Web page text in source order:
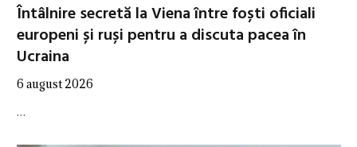
Întâlnire secretă la Viena între foști oficiali
europeni și ruși pentru a discuta pacea în
Ucraina
6 august 2026
…